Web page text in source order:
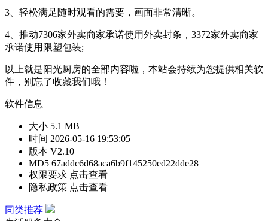
3、轻松满足随时观看的需要，画面非常清晰。
4、推动7306家外卖商家承诺使用外卖封条，3372家外卖商家
承诺使用限塑包装;
以上就是阳光厨房的全部内容啦，本站会持续为您提供相关软
件，别忘了收藏我们哦！
软件信息
大小 5.1 MB
时间 2026-05-16 19:53:05
版本 V2.10
MD5 67addc6d68aca6b9f145250ed22dde28
权限要求 点击查看
隐私政策 点击查看
同类推荐